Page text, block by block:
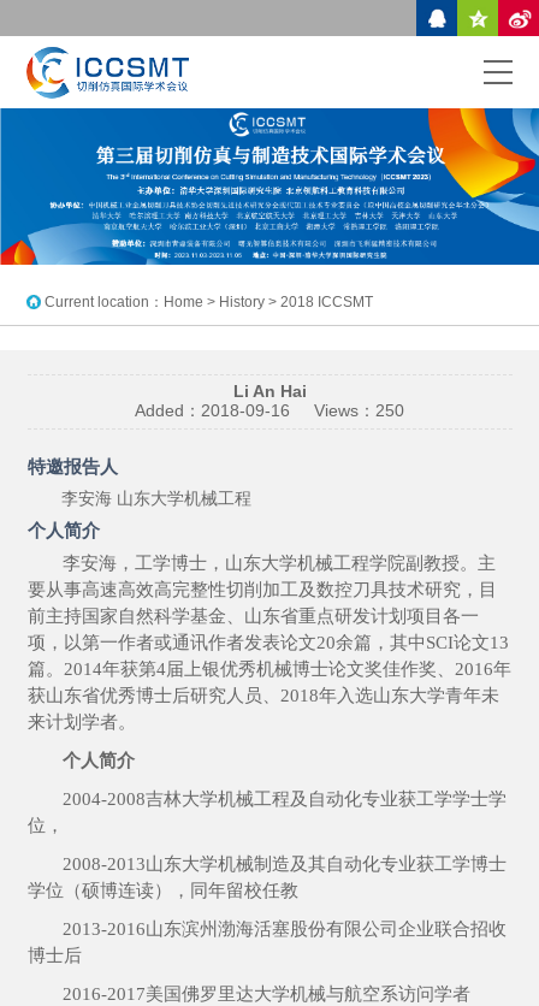
Current location： Home > History > 2018 ICCSMT
Li An Hai
Added： 2018-09-16 Views： 250
特邀报告人
李安海 山东大学机械工程
个人简介
李安海，工学博士，山东大学机械工程学院副教授。主
要从事高速高效高完整性切削加工及数控刀具技术研究，目
前主持国家自然科学基金、山东省重点研发计划项目各一
项，以第一作者或通讯作者发表论文20余篇，其中SCI论文13
篇。2014年获第4届上银优秀机械博士论文奖佳作奖、2016年
获山东省优秀博士后研究人员、2018年入选山东大学青年未
来计划学者。
个人简介
2004-2008吉林大学机械工程及自动化专业获工学学士学
位，
2008-2013山东大学机械制造及其自动化专业获工学博士
学位（硕博连读），同年留校任教
2013-2016山东滨州渤海活塞股份有限公司企业联合招收
博士后
2016-2017美国佛罗里达大学机械与航空系访问学者